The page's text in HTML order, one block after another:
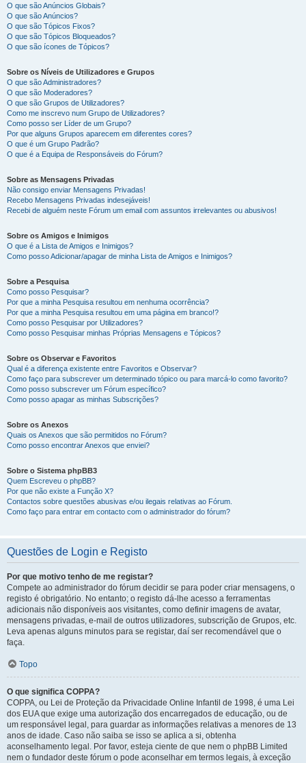
O que são Anúncios Globais?
O que são Anúncios?
O que são Tópicos Fixos?
O que são Tópicos Bloqueados?
O que são ícones de Tópicos?
Sobre os Níveis de Utilizadores e Grupos
O que são Administradores?
O que são Moderadores?
O que são Grupos de Utilizadores?
Como me inscrevo num Grupo de Utilizadores?
Como posso ser Líder de um Grupo?
Por que alguns Grupos aparecem em diferentes cores?
O que é um Grupo Padrão?
O que é a Equipa de Responsáveis do Fórum?
Sobre as Mensagens Privadas
Não consigo enviar Mensagens Privadas!
Recebo Mensagens Privadas indesejáveis!
Recebi de alguém neste Fórum um email com assuntos irrelevantes ou abusivos!
Sobre os Amigos e Inimigos
O que é a Lista de Amigos e Inimigos?
Como posso Adicionar/apagar de minha Lista de Amigos e Inimigos?
Sobre a Pesquisa
Como posso Pesquisar?
Por que a minha Pesquisa resultou em nenhuma ocorrência?
Por que a minha Pesquisa resultou em uma página em branco!?
Como posso Pesquisar por Utilizadores?
Como posso Pesquisar minhas Próprias Mensagens e Tópicos?
Sobre os Observar e Favoritos
Qual é a diferença existente entre Favoritos e Observar?
Como faço para subscrever um determinado tópico ou para marcá-lo como favorito?
Como posso subscrever um Fórum específico?
Como posso apagar as minhas Subscrições?
Sobre os Anexos
Quais os Anexos que são permitidos no Fórum?
Como posso encontrar Anexos que enviei?
Sobre o Sistema phpBB3
Quem Escreveu o phpBB?
Por que não existe a Função X?
Contactos sobre questões abusivas e/ou ilegais relativas ao Fórum.
Como faço para entrar em contacto com o administrador do fórum?
Questões de Login e Registo
Por que motivo tenho de me registar?
Compete ao administrador do fórum decidir se para poder criar mensagens, o
registo é obrigatório. No entanto; o registo dá-lhe acesso a ferramentas
adicionais não disponíveis aos visitantes, como definir imagens de avatar,
mensagens privadas, e-mail de outros utilizadores, subscrição de Grupos, etc.
Leva apenas alguns minutos para se registar, daí ser recomendável que o
faça.
Topo
O que significa COPPA?
COPPA, ou Lei de Proteção da Privacidade Online Infantil de 1998, é uma Lei
dos EUA que exige uma autorização dos encarregados de educação, ou de
um responsável legal, para guardar as informações relativas a menores de 13
anos de idade. Caso não saiba se isso se aplica a si, obtenha
aconselhamento legal. Por favor, esteja ciente de que nem o phpBB Limited
nem o fundador deste fórum o pode aconselhar em termos legais, à exceção